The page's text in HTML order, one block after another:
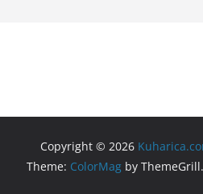
Copyright © 2026
Theme: ColorMag by